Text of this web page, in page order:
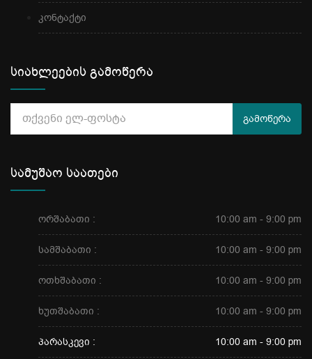
კონტაქტი
სიახლეების გამოწერა
გამოწერა
სამუშაო საათები
ორშაბათი : 10:00 am - 9:00 pm
სამშაბათი : 10:00 am - 9:00 pm
ოთხშაბათი : 10:00 am - 9:00 pm
ხუთშაბათი : 10:00 am - 9:00 pm
პარასკევი : 10:00 am - 9:00 pm